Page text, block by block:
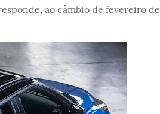
ao câmbio de fevereiro de